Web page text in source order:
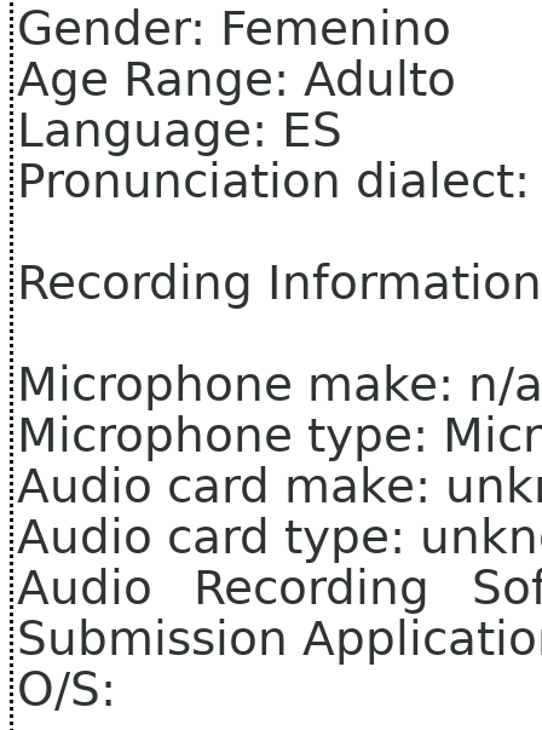
Gender: Femenino
Age Range: Adulto
Language: ES
Pronunciation dialect:
Recording
Microphone make: n/a
Microphone type:
Audio card make:
Audio card type:
Audio Recording
Submission
O/S: